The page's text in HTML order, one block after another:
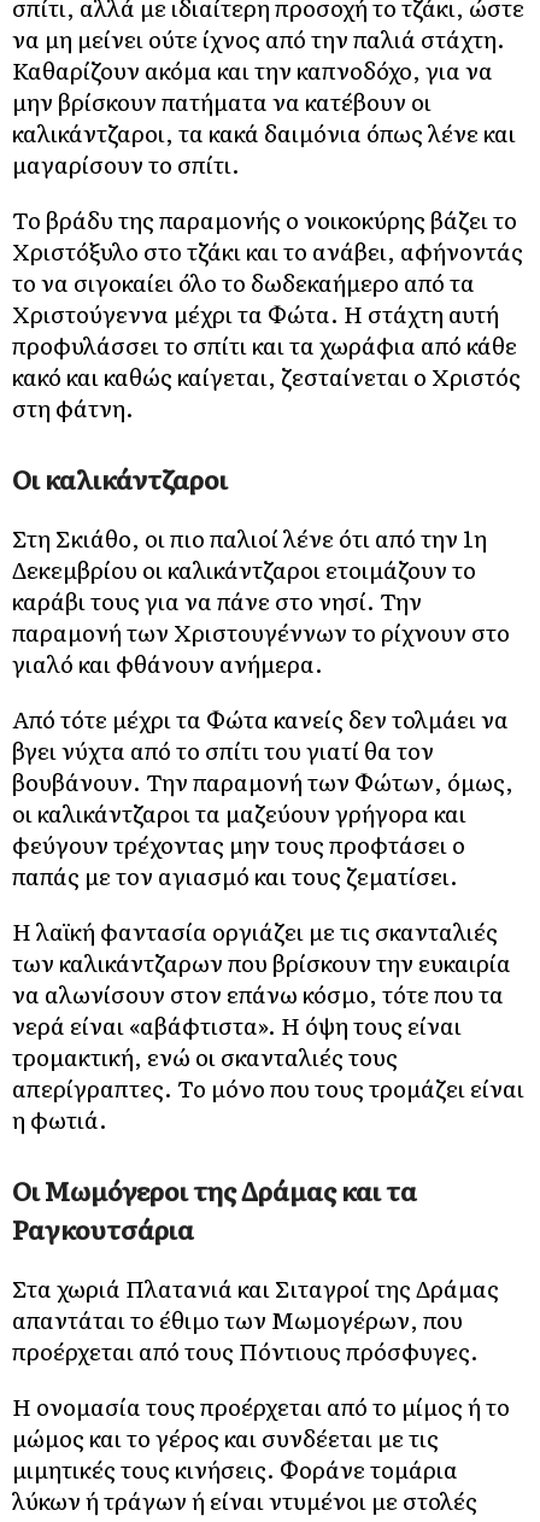
σπίτι, αλλά με ιδιαίτερη προσοχή το τζάκι, ώστε
να μη μείνει ούτε ίχνος από την παλιά στάχτη.
Καθαρίζουν ακόμα και την καπνοδόχο, για να
μην βρίσκουν πατήματα να κατέβουν οι
καλικάντζαροι, τα κακά δαιμόνια όπως λένε και
μαγαρίσουν το σπίτι.
Το βράδυ της παραμονής ο νοικοκύρης βάζει το
Χριστόξυλο στο τζάκι και το ανάβει, αφήνοντάς
το να σιγοκαίει όλο το δωδεκαήμερο από τα
Χριστούγεννα μέχρι τα Φώτα. Η στάχτη αυτή
προφυλάσσει το σπίτι και τα χωράφια από κάθε
κακό και καθώς καίγεται, ζεσταίνεται ο Χριστός
στη φάτνη.
Οι καλικάντζαροι
Στη Σκιάθο, οι πιο παλιοί λένε ότι από την 1η
Δεκεμβρίου οι καλικάντζαροι ετοιμάζουν το
καράβι τους για να πάνε στο νησί. Την
παραμονή των Χριστουγέννων το ρίχνουν στο
γιαλό και φθάνουν ανήμερα.
Από τότε μέχρι τα Φώτα κανείς δεν τολμάει να
βγει νύχτα από το σπίτι του γιατί θα τον
βουβάνουν. Την παραμονή των Φώτων, όμως,
οι καλικάντζαροι τα μαζεύουν γρήγορα και
φεύγουν τρέχοντας μην τους προφτάσει ο
παπάς με τον αγιασμό και τους ζεματίσει.
Η λαϊκή φαντασία οργιάζει με τις σκανταλιές
των καλικάντζαρων που βρίσκουν την ευκαιρία
να αλωνίσουν στον επάνω κόσμο, τότε που τα
νερά είναι «αβάφτιστα». Η όψη τους είναι
τρομακτική, ενώ οι σκανταλιές τους
απερίγραπτες. Το μόνο που τους τρομάζει είναι
η φωτιά.
Οι Μωμόγεροι της Δράμας και τα
Ραγκουτσάρια
Στα χωριά Πλατανιά και Σιταγροί της Δράμας
απαντάται το έθιμο των Μωμογέρων, που
προέρχεται από τους Πόντιους πρόσφυγες.
Η ονομασία τους προέρχεται από το μίμος ή το
μώμος και το γέρος και συνδέεται με τις
μιμητικές τους κινήσεις. Φοράνε τομάρια
λύκων ή τράγων ή είναι ντυμένοι με στολές